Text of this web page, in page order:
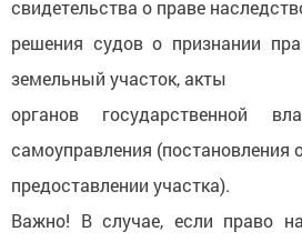
свидетельства о праве
решения судов о признании
земельный участок, акты
органов государственной
самоуправления (постановления
предоставлении участка).
Важно! В случае, если право